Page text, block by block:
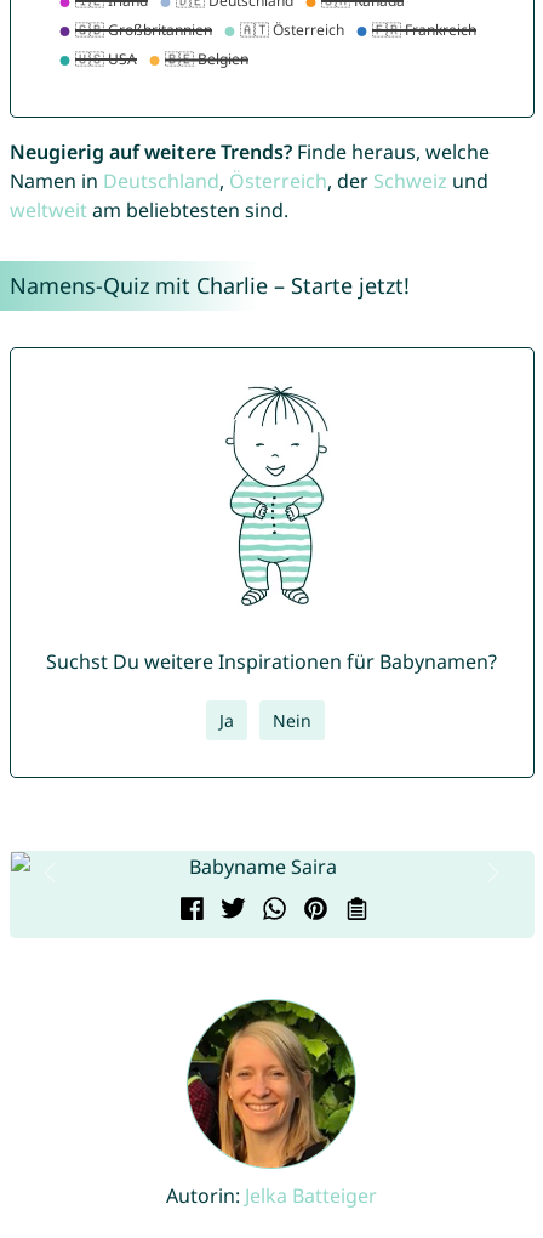
Neugierig auf weitere Trends?Finde heraus, welche
Namen in Deutschland, Österreich, der Schweiz und
weltweitam beliebtesten sind.
Namens-Quiz mit Charlie – Starte jetzt!
Suchst Du weitere Inspirationen für Babynamen?
Ja Nein
Autorin: Jelka Batteiger